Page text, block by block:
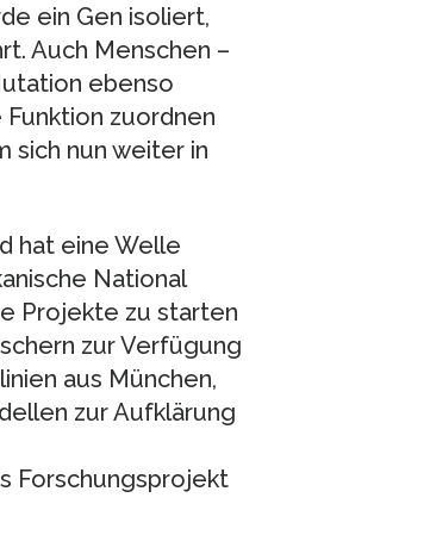
ein Gen isoliert,
Auch Menschen –
ebenso
zuordnen
sich nun weiter in
hat eine Welle
National
Projekte zu starten
zur Verfügung
aus München,
zur Aufklärung
Forschungsprojekt